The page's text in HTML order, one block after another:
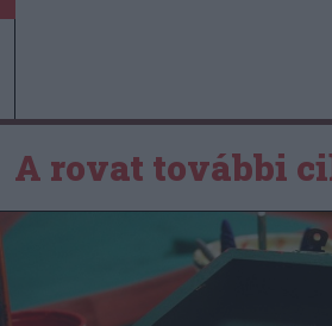
A rovat további